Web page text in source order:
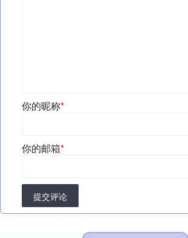
你的昵称*
你的邮箱*
提交评论